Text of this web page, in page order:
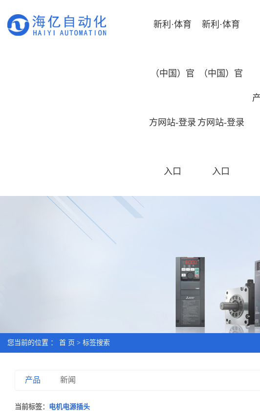
新利·体育
（中国）官
方网站-登录
入口
新利·体育
（中国）官
方网站-登录
入口
您当前的位置 ： 首 页 > 标签搜索
产品 新闻
当前标签： 电机电源插头